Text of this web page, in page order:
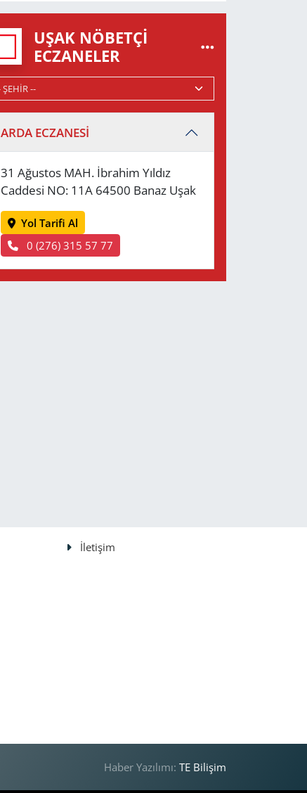
UŞAK NÖBETÇI
ECZANELER
ARDA ECZANESİ
31 Ağustos MAH. İbrahim Yıldız
Caddesi NO: 11A 64500 Banaz Uşak
Yol Tarifi Al
0 (276) 315 57 77
İletişim
Haber Yazılımı:TE Bilişim